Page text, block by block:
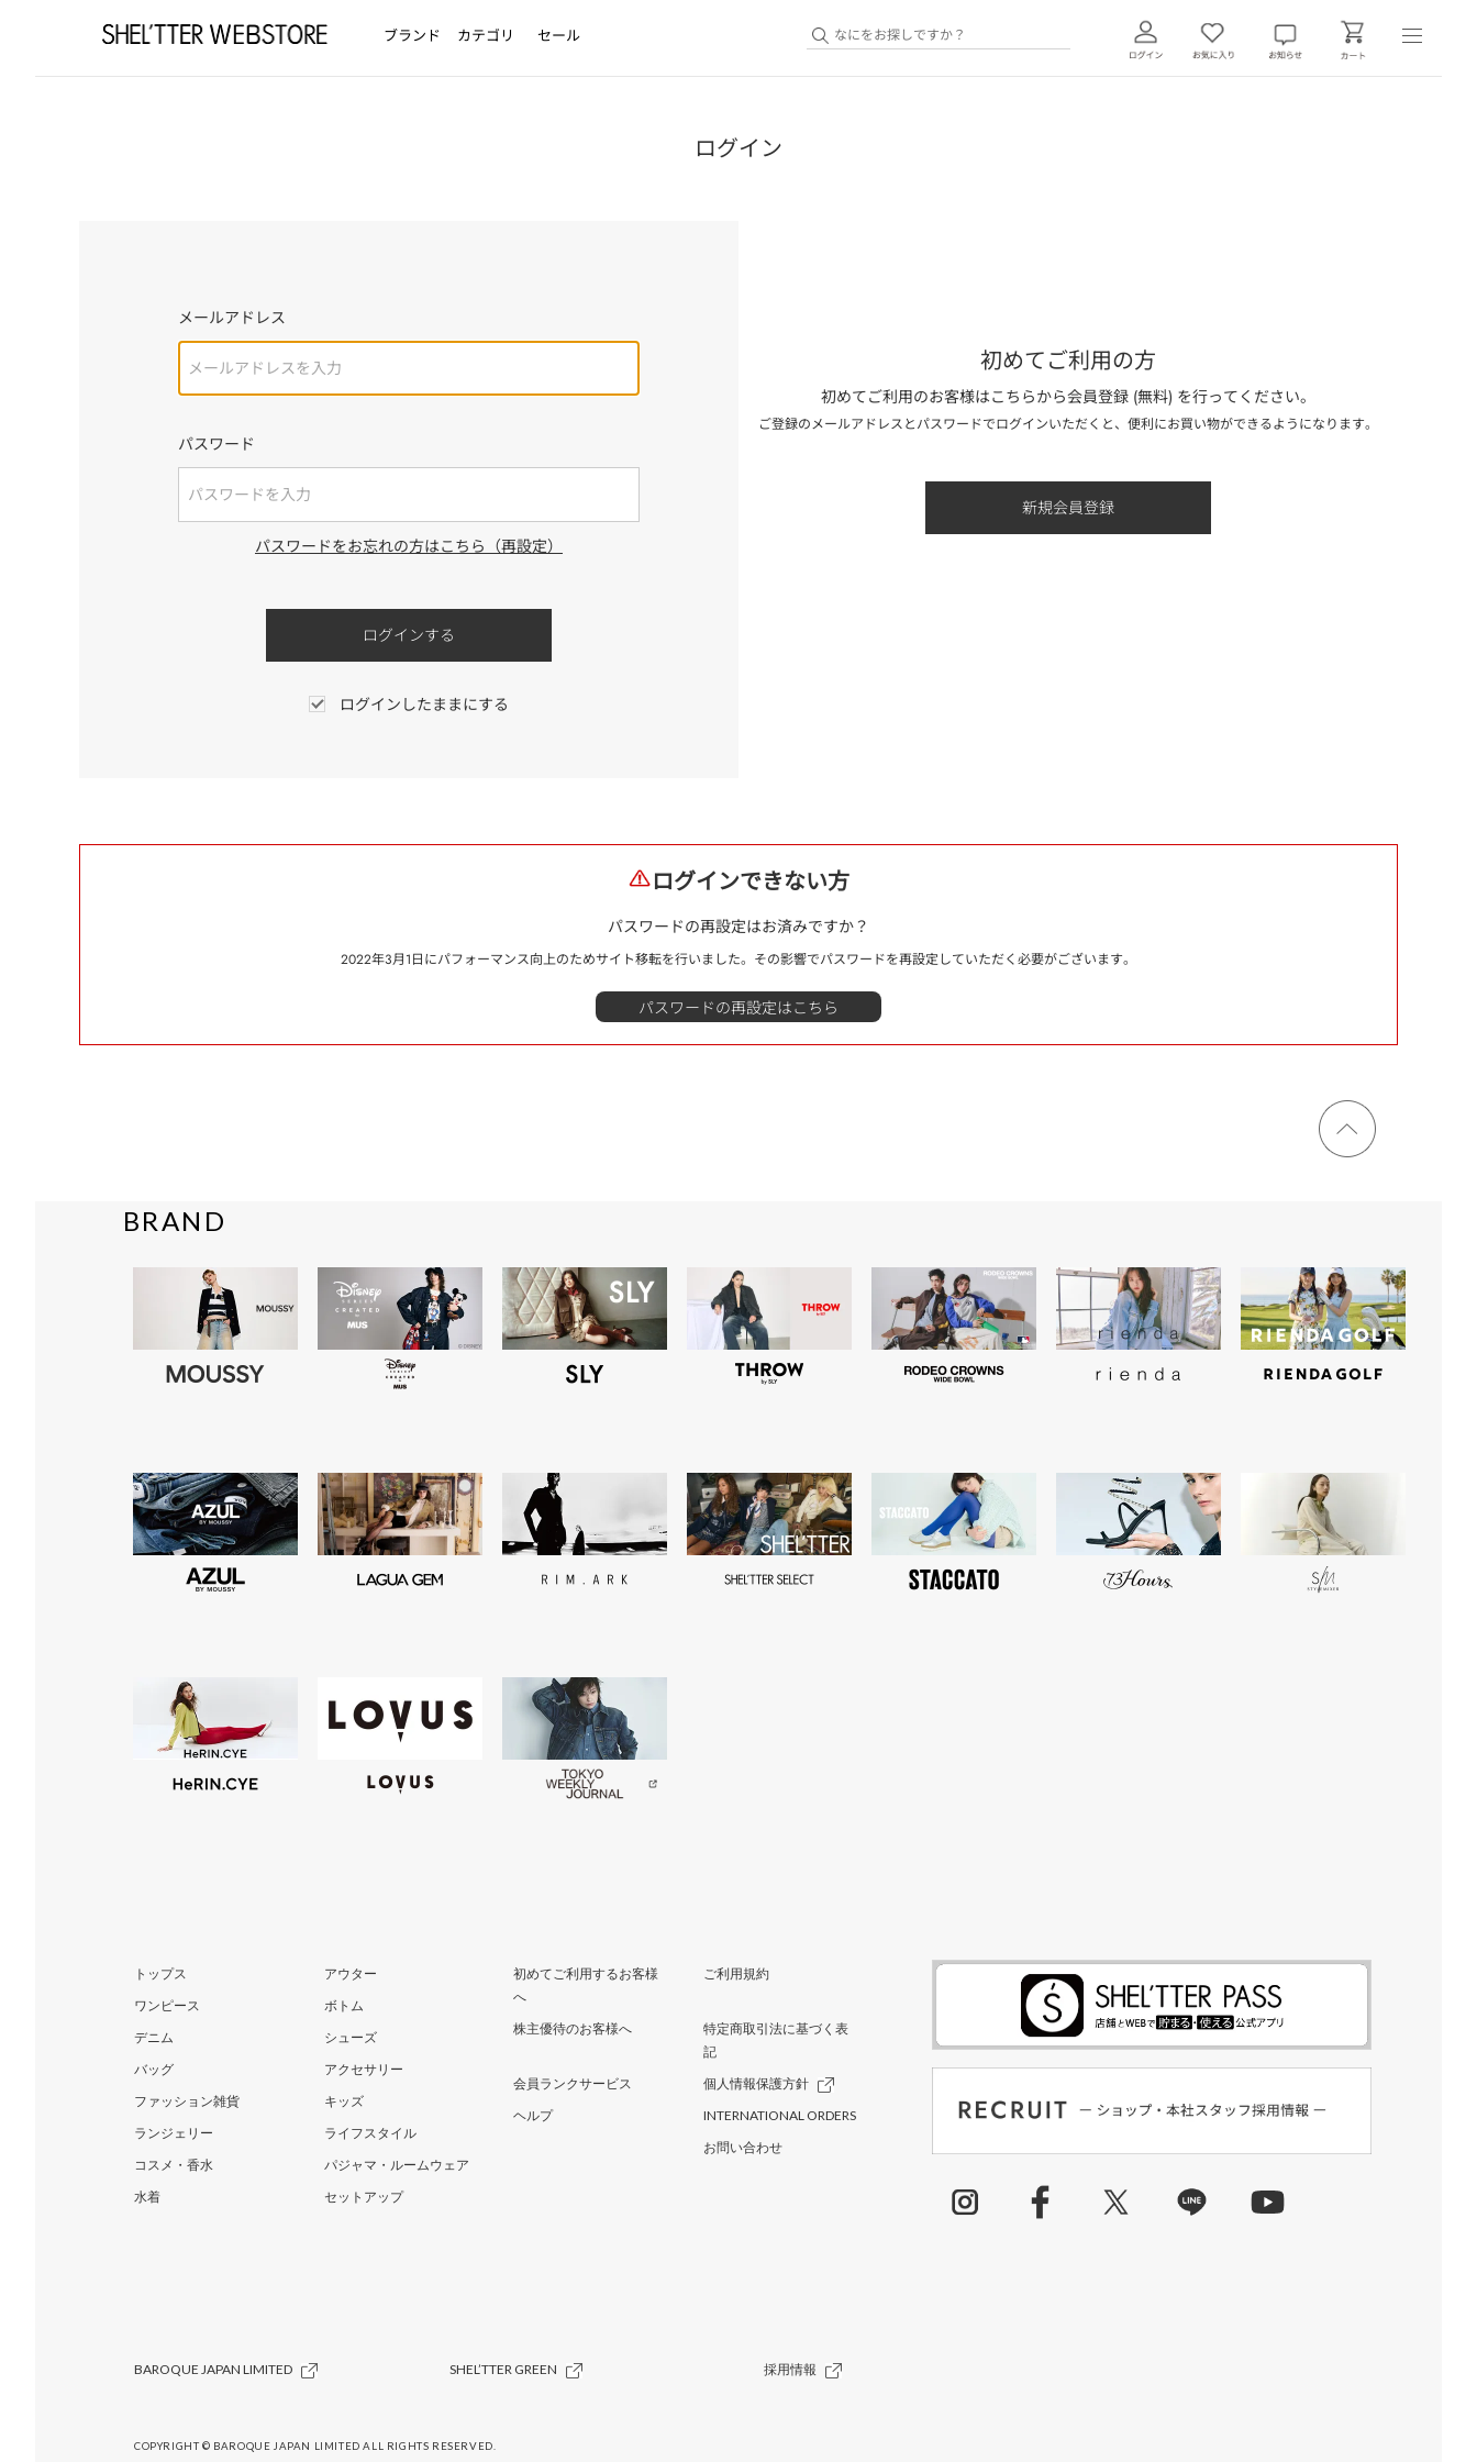
ブランド カテゴリ セール
ログイン
メールアドレス
パスワード
パスワードをお忘れの方はこちら（再設定）
ログインしたままにする
初めてご利用の方
初めてご利用のお客様はこちらから会員登録 (無料) を行ってください。
ご登録のメールアドレスとパスワードでログインいただくと、便利にお買い物ができるようになります。
ログインできない方
パスワードの再設定はお済みですか？
2022年3月1日にパフォーマンス向上のためサイト移転を行いました。その影響でパスワードを再設定していただく必要がございます。
ページ
トップ
BRAND
トップス
アウター
ワンピース
ボトム
デニム
シューズ
バッグ
アクセサリー
ファッション雑貨
キッズ
ランジェリー
ライフスタイル
コスメ・香水
パジャマ・ルームウェア
水着
セットアップ
初めてご利用するお客様
へ
ご利用規約
株主優待のお客様へ
特定商取引法に基づく表
記
会員ランクサービス
個人情報保護方針
ヘルプ
INTERNATIONAL ORDERS
お問い合わせ
BAROQUE JAPAN LIMITED SHEL’TTER GREEN 採用情報
COPYRIGHT © BAROQUE JAPAN LIMITED ALL RIGHTS RESERVED.